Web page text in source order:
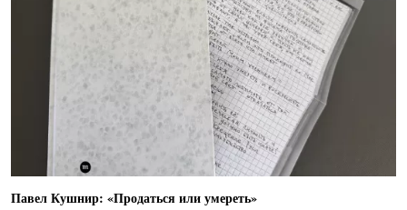
Павел Кушнир: «Продаться или умереть»